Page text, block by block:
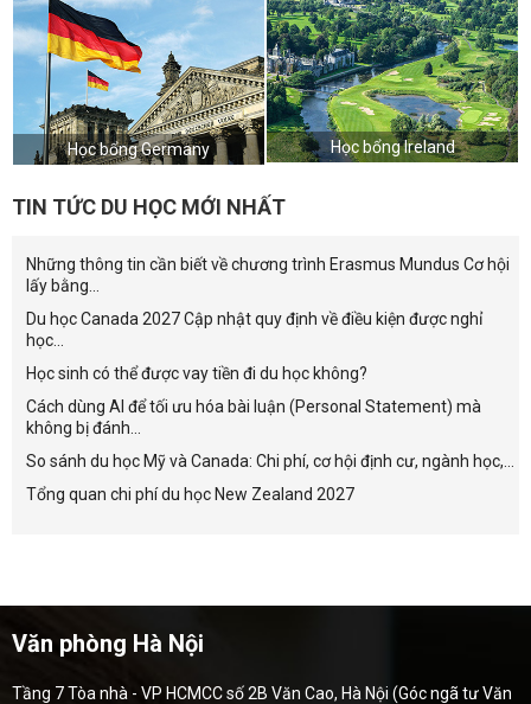
Học bổng Germany Học bổng Ireland
TIN TỨC DU HỌC MỚI NHẤT
Những thông tin cần biết về chương trình Erasmus Mundus Cơ hội
lấy bằng...
Du học Canada 2027 Cập nhật quy định về điều kiện được nghỉ
học...
Học sinh có thể được vay tiền đi du học không?
Cách dùng AI để tối ưu hóa bài luận (Personal Statement) mà
không bị đánh...
So sánh du học Mỹ và Canada: Chi phí, cơ hội định cư, ngành học,...
Tổng quan chi phí du học New Zealand 2027
Văn phòng Hà Nội
Tầng 7 Tòa nhà - VP HCMCC số 2B Văn Cao, Hà Nội (Góc ngã tư Văn